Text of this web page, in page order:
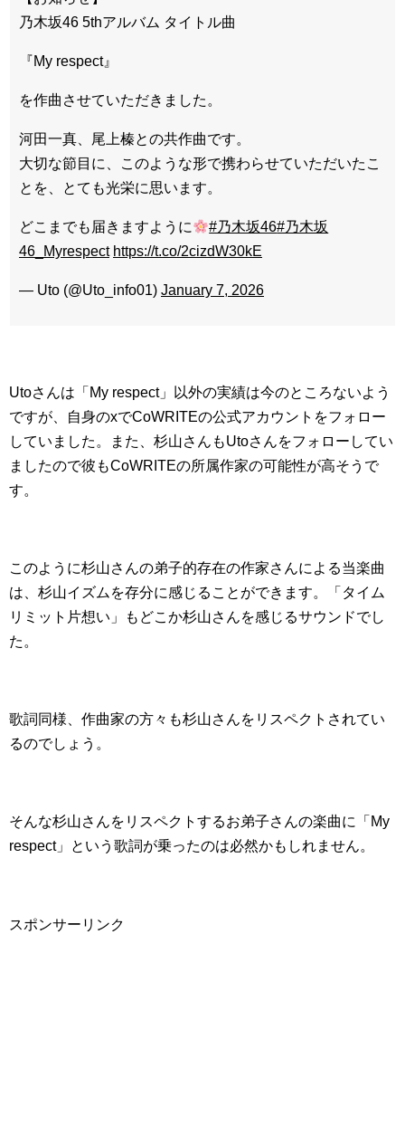
乃木坂46 5thアルバム タイトル曲
『My respect』
を作曲させていただきました。
河田一真、尾上榛との共作曲です。
大切な節目に、このような形で携わらせていただいたこ
とを、とても光栄に思います。
どこまでも届きますように #乃木坂46#乃木坂
46_Myrespect https://t.co/2cizdW30kE
— Uto (@Uto_info01) January 7, 2026
Utoさんは「My respect」以外の実績は今のところないよう
ですが、自身のxでCoWRITEの公式アカウントをフォロー
していました。また、杉山さんもUtoさんをフォローしてい
ましたので彼もCoWRITEの所属作家の可能性が高そうで
す。
このように杉山さんの弟子的存在の作家さんによる当楽曲
は、杉山イズムを存分に感じることができます。「タイム
リミット片想い」もどこか杉山さんを感じるサウンドでし
た。
歌詞同様、作曲家の方々も杉山さんをリスペクトされてい
るのでしょう。
そんな杉山さんをリスペクトするお弟子さんの楽曲に「My
respect」という歌詞が乗ったのは必然かもしれません。
スポンサーリンク